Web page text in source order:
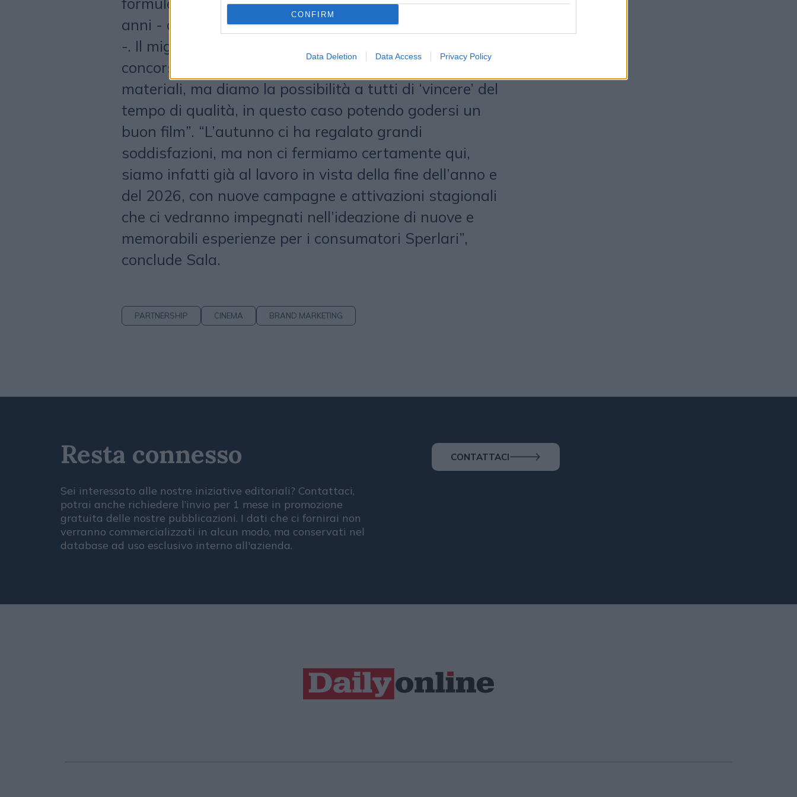
CONFIRM
Data Deletion Data Access Privacy Policy
anni - afferma Massimo Sala, CEO di Gruppo
-. Il migliore degli esempi è rappresentato dal nostro
concorso di Halloween, in cui non promettiamo prodotti
materiali, ma diamo la possibilità a tutti di ‘vincere’ del
tempo di qualità, in questo caso potendo godersi un
buon film”. “L’autunno ci ha regalato grandi
soddisfazioni, ma non ci fermiamo certamente qui,
siamo infatti già al lavoro in vista della fine dell’anno e
del 2026, con nuove campagne e attivazioni stagionali
che ci vedranno impegnati nell’ideazione di nuove e
memorabili esperienze per i consumatori Sperlari”,
conclude Sala.
PARTNERSHIP CINEMA BRAND MARKETING
Resta connesso
Sei interessato alle nostre iniziative editoriali? Contattaci,
potrai anche richiedere l’invio per 1 mese in promozione
gratuita delle nostre pubblicazioni. I dati che ci fornirai non
verranno commercializzati in alcun modo, ma conservati nel
database ad uso esclusivo interno all'azienda.
CONTATTACI